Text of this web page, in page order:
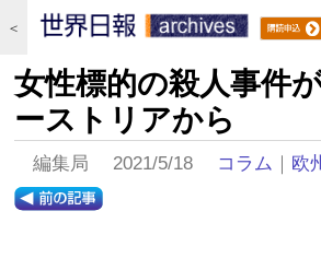
＜
女性標的の殺人事件
ーストリアから
編集局 2021/5/18 コラム ｜ 欧